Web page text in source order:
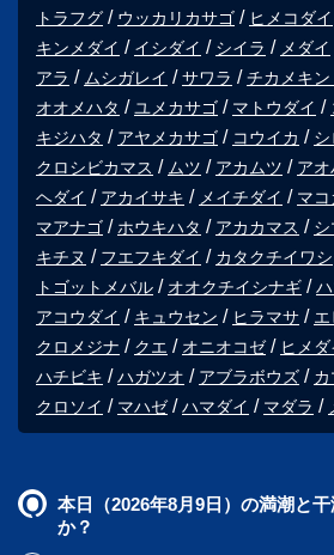
トラフグ ウッカリカサゴ ヒメコダイ
キンメダイ
イシダイ シイラ メダイ
アラ
ムシガレイ サワラ チカメキン
オオメハタ
ユメカサゴ マトウダイ
キジハタ
アヤメカサゴ コウイカ
クロシビカマス
ムツ アカムツ アオ
ヘダイ
アカイサキ メイチダイ マコ
マアナゴ
ホウキハタ アカカマス
キチヌ
フエフキダイ カタクチイワシ
トゴットメバル
オオクチイシナギ
アコウダイ
キュウセン ヒラマサ
エ
クロメジナ
クエ オニオコゼ ヒメダ
ハチビキ
ハガツオ アブラボウズ
クロソイ
マハゼ ハマダイ マダラ
本日（2026年8月9日）の満潮と
か？